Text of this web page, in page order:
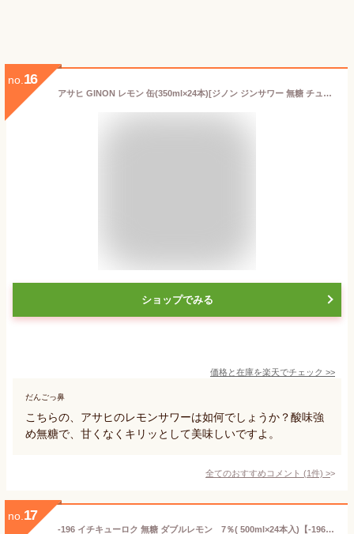
no. 16
アサヒ GINON レモン 缶(350ml×24本)[ジノン ジンサワー 無糖 チューハイ レモンサワー]
ショップでみる
価格と在庫を楽天でチェック >>
だんごっ鼻
こちらの、アサヒのレモンサワーは如何でしょうか？酸味強
め無糖で、甘くなくキリッとして美味しいですよ。
全てのおすすめコメント (1件) >
no. 17
-196 イチキューロク 無糖 ダブルレモン 7％( 500ml×24本入)【-196度 ストロングゼロ】[無糖 甘くない レモンサワー 缶チューハイ]